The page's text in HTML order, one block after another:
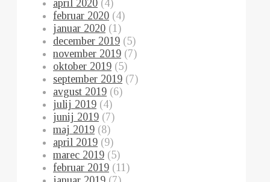
april 2020 (4)
februar 2020 (4)
januar 2020 (1)
december 2019 (5)
november 2019 (7)
oktober 2019 (5)
september 2019 (7)
avgust 2019 (6)
julij 2019 (4)
junij 2019 (7)
maj 2019 (8)
april 2019 (9)
marec 2019 (5)
februar 2019 (11)